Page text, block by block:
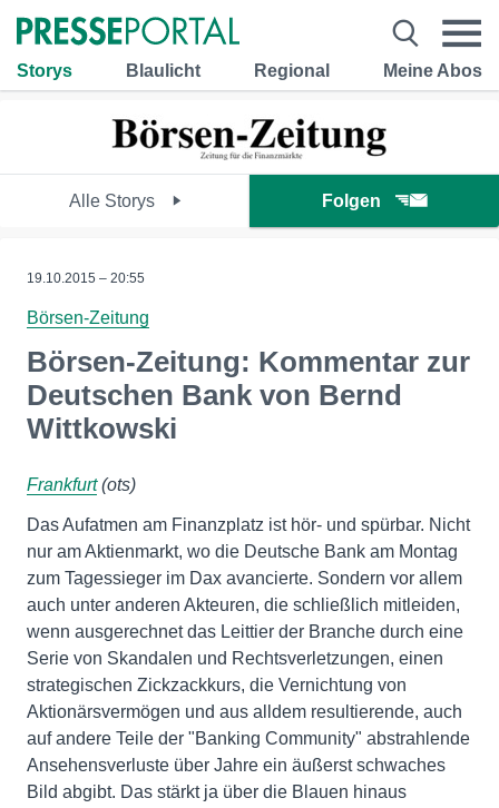
Storys Blaulicht Regional Meine Abos
Alle Storys Folgen
19.10.2015 – 20:55
Börsen-Zeitung
Börsen-Zeitung: Kommentar zur
Deutschen Bank von Bernd
Wittkowski
Frankfurt(ots)
Das Aufatmen am Finanzplatz ist hör- und spürbar. Nicht
nur am Aktienmarkt, wo die Deutsche Bank am Montag
zum Tagessieger im Dax avancierte. Sondern vor allem
auch unter anderen Akteuren, die schließlich mitleiden,
wenn ausgerechnet das Leittier der Branche durch eine
Serie von Skandalen und Rechtsverletzungen, einen
strategischen Zickzackkurs, die Vernichtung von
Aktionärsvermögen und aus alldem resultierende, auch
auf andere Teile der "Banking Community" abstrahlende
Ansehensverluste über Jahre ein äußerst schwaches
Bild abgibt. Das stärkt ja über die Blauen hinaus